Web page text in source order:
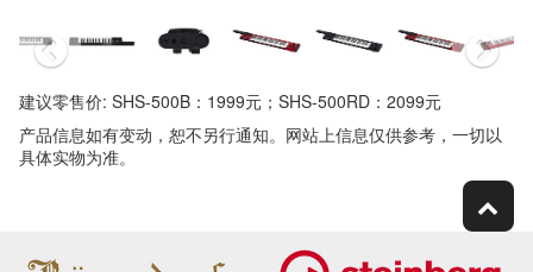
建议零售价: SHS-500B：1999元；SHS-500RD：2099元
产品信息如有变动，恕不另行通知。网站上信息仅供参考，一切以
具体实物为准。